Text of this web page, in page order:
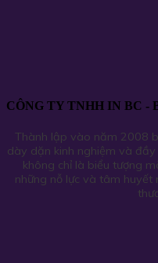
CÔNG TY TNHH IN BC -
Thành lập vào năm 2008
dày dặn kinh nghiệm và
không chỉ là biểu tượng
những nỗ lực và tâm